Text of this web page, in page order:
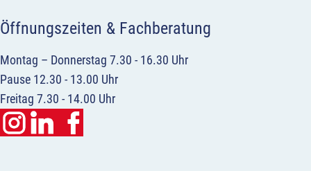
Öffnungszeiten & Fachberatung
Montag – Donnerstag 7.30 - 16.30 Uhr
Pause 12.30 - 13.00 Uhr
Freitag 7.30 - 14.00 Uhr